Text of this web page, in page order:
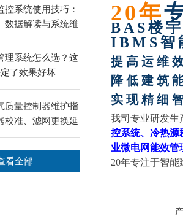
控系统使用技巧：
数据解读与系统维
理系统怎么选？这
了效果好坏
质量控制器维护指
校准、滤网更换延
看全部
20年
BAS楼
IBMS智
提高运维
降低建筑
实现精细
我司 专业研发生
控系统、 冷热源
业微电网能效管
20年专注于智能